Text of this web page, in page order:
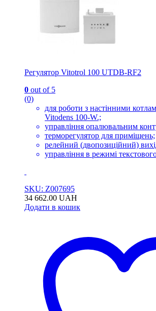
Регулятор Vitotrol 100 UTDB-RF2
0 out of 5
(0)
для роботи з настінними
Vitodens 100-W.;
управління опалювальним
терморегулятор для приміщень;
релейний (двопозиційний)
управління в режимі
SKU: Z007695
34 662.00 UAH
Додати в кошик